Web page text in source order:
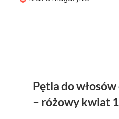
Pętla do
– różowy kwiat